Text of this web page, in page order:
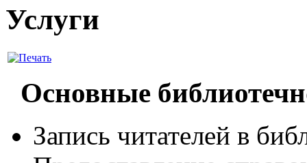
Услуги
Основные
Запись читателей в